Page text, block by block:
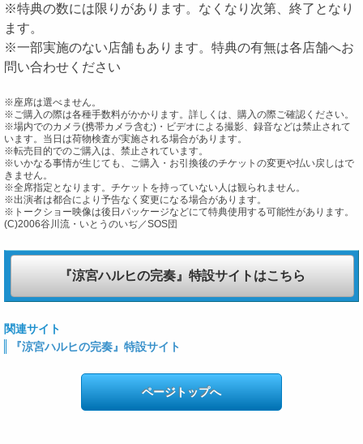
※特典の数には限りがあります。なくなり次第、終了となり
ます。
※一部実施のない店舗もあります。特典の有無は各店舗へお
問い合わせください
※座席は選べません。
※ご購入の際は各種手数料がかかります。詳しくは、購入の際ご確認ください。
※場内でのカメラ(携帯カメラ含む)・ビデオによる撮影、録音などは禁止されて
います。当日は荷物検査が実施される場合があります。
※転売目的でのご購入は、禁止されています。
※いかなる事情が生じても、ご購入・お引換後のチケットの変更や払い戻しはで
きません。
※全席指定となります。チケットを持っていない人は観られません。
※出演者は都合により予告なく変更になる場合があります。
※トークショー映像は後日パッケージなどにて特典使用する可能性があります。
(C)2006谷川流・いとうのいぢ／SOS団
『涼宮ハルヒの完奏』特設サイトはこちら
関連サイト
『涼宮ハルヒの完奏』特設サイト
ページトップへ